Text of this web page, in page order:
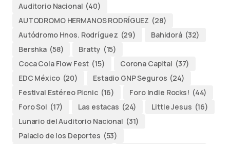
Auditorio Nacional (40)
AUTODROMO HERMANOS RODRÍGUEZ (28)
Autódromo Hnos. Rodríguez (29) Bahidorá (32)
Bershka (58) Bratty (15)
Coca Cola Flow Fest (15) Corona Capital (37)
EDC México (20) Estadio GNP Seguros (24)
Festival Estéreo Picnic (16) Foro Indie Rocks! (44)
Foro Sol (17) Las estacas (24) Little Jesus (16)
Lunario del Auditorio Nacional (31)
Palacio de los Deportes (53)